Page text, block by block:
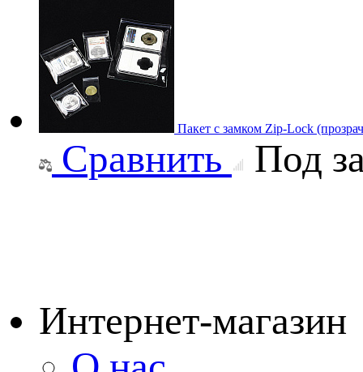
Пакет с замком Zip-Lock
Сравнить Под
Интернет-магазин